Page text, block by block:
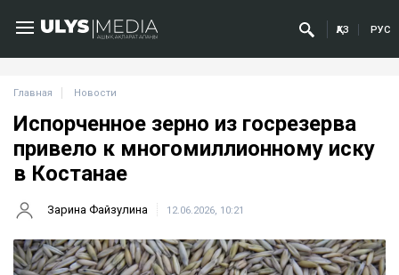
ҚАЗ РУС
Главная Новости
Испорченное зерно из госрезерва
привело к многомиллионному иску
в Костанае
Зарина Файзулина 12.06.2026, 10:21